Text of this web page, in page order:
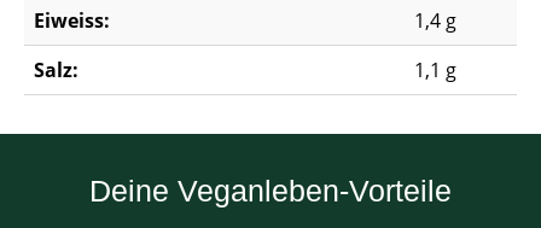
Eiweiss:
1,4 g
Salz:
1,1 g
Deine Veganleben-Vorteile